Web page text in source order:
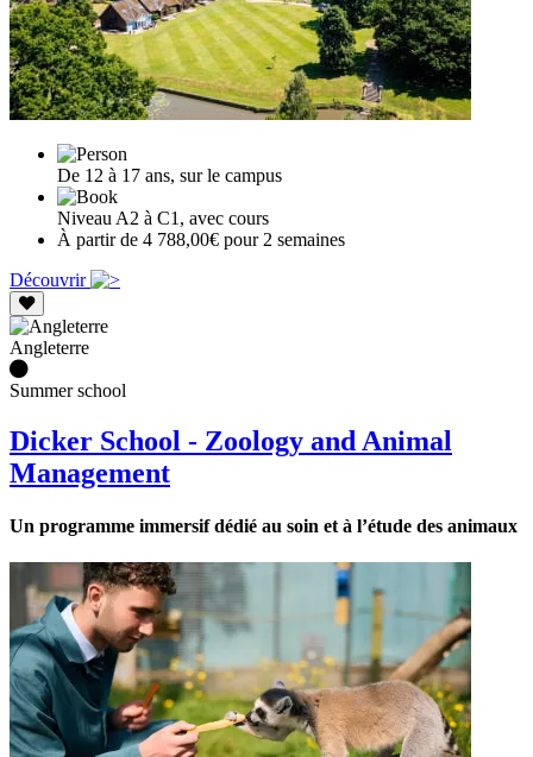
De 12 à 17 ans, sur le campus
Niveau A2 à C1, avec cours
À partir de 4 788,00€ pour 2 semaines
Découvrir
Angleterre
Summer school
Dicker School - Zoology and Animal
Management
Un programme immersif dédié au soin et à l’étude des animaux